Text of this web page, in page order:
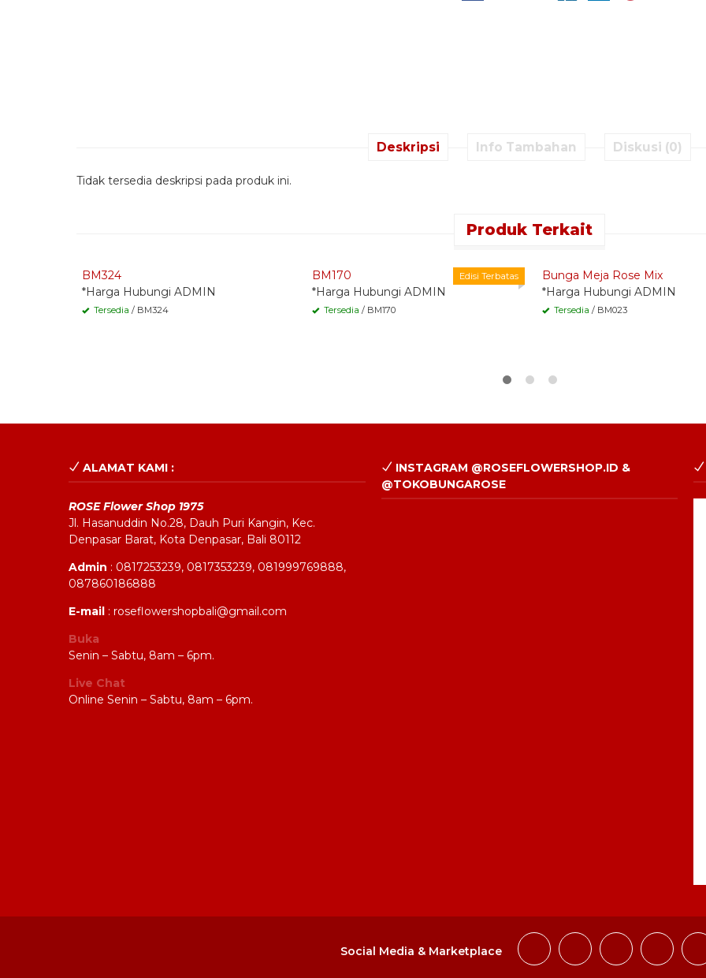
Deskripsi Info Tambahan Diskusi (0)
Tidak tersedia deskripsi pada produk ini.
Produk Terkait
BM324
*Harga Hubungi ADMIN
Tersedia / BM324
Edisi Terbatas
BM170
*Harga Hubungi ADMIN
Tersedia / BM170
Bunga Meja Rose Mix
*Harga Hubungi ADMIN
Tersedia / BM023
ALAMAT KAMI :
ROSE Flower Shop 1975
Jl. Hasanuddin No.28, Dauh Puri Kangin, Kec.
Denpasar Barat, Kota Denpasar, Bali 80112
Admin : 0817253239, 0817353239, 081999769888,
087860186888
E-mail : roseflowershopbali@gmail.com
Buka
Senin – Sabtu, 8am – 6pm.
Live Chat
Online Senin – Sabtu, 8am – 6pm.
INSTAGRAM @ROSEFLOWERSHOP.ID &
@TOKOBUNGAROSE
Social Media & Marketplace